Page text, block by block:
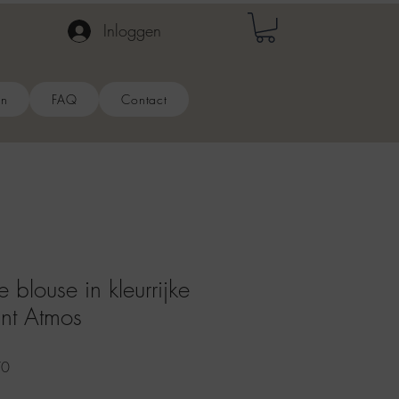
Inloggen
FAQ Contact
blouse in kleurrijke
Atmos